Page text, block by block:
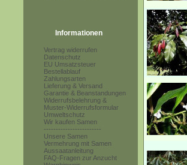
Informationen
Vertrag widerrufen
Datenschutz
EU Umsatzsteuer
Bestellablauf
Zahlungsarten
Lieferung & Versand
Garantie & Beanstandungen
Widerrufsbelehrung &
Muster-Widerrufsformular
Umweltschutz
Wir kaufen Samen
------------------------
Unsere Samen
Vermehrung mit Samen
Aussaatanleitung
FAQ-Fragen zur Anzucht